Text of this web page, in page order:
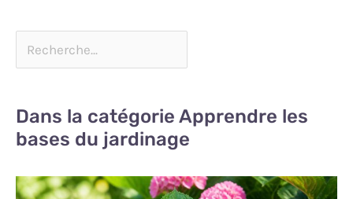
Dans la catégorie Apprendre les
bases du jardinage